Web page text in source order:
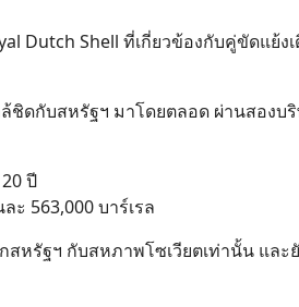
Dutch Shell ที่เกี่ยวข้องกับคู่ขัดแย้ง
ชิดกับสหรัฐฯ มาโดยตลอด ผ่านสอง
ปี
ะ 563,000 บาร์เรล
หรัฐฯ กับสหภาพโซเวียตเท่านั้น แล